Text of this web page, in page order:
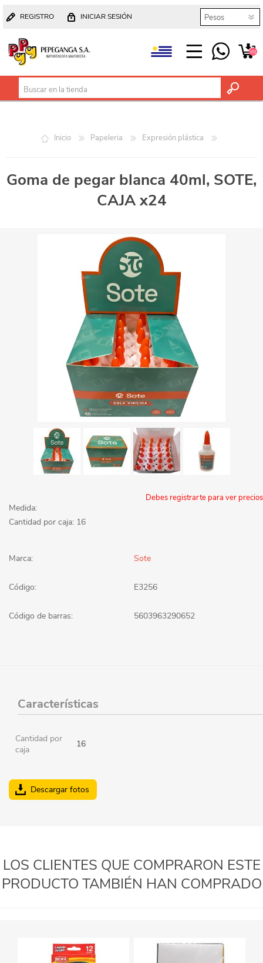
REGISTRO INICIAR SESIÓN
(0)
Inicio Papeleria Expresión plástica
Goma de pegar blanca 40ml, SOTE,
CAJA x24
Debes registrarte para ver precios
Medida:
Cantidad por caja: 16
Marca: Sote
Código: E3256
Código de barras: 5603963290652
Características
Cantidad por
caja
16
Descargar fotos
LOS CLIENTES QUE COMPRARON ESTE
PRODUCTO TAMBIÉN HAN COMPRADO